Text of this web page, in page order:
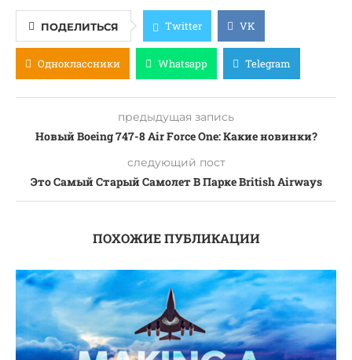
ПОДЕЛИТЬСЯ Twitter VK
Одноклассники Whatsapp Telegram
предыдущая запись
Новый Boeing 747-8 Air Force One: Какие новинки?
следующий пост
Это Самый Старый Самолет В Парке British Airways
ПОХОЖИЕ ПУБЛИКАЦИИ